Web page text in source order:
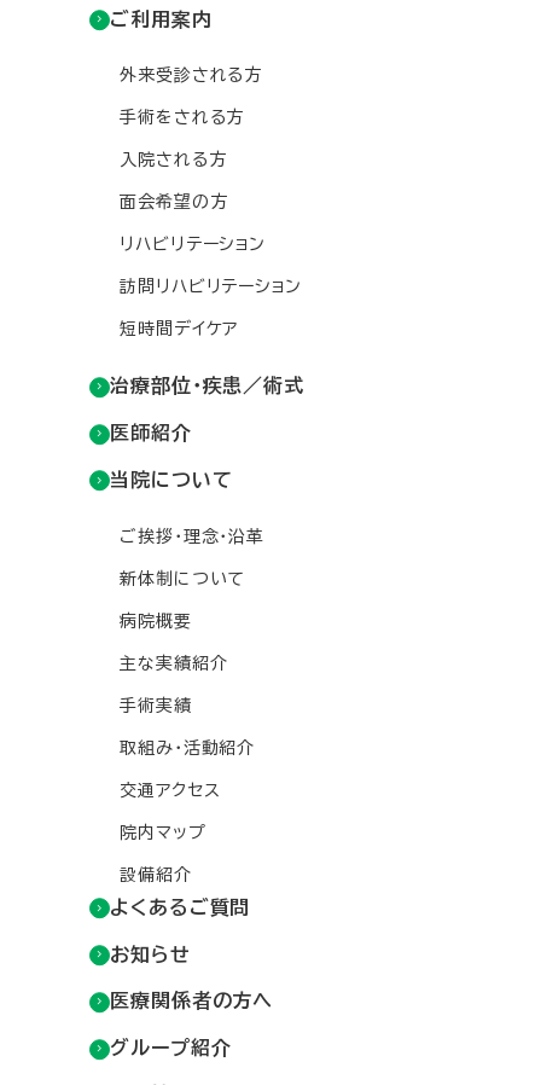
ご利用案内
外来受診される方
手術をされる方
入院される方
面会希望の方
リハビリテーション
訪問リハビリテーション
短時間デイケア
治療部位・疾患／術式
医師紹介
当院について
ご挨拶・理念・沿革
新体制について
病院概要
主な実績紹介
手術実績
取組み・活動紹介
交通アクセス
院内マップ
設備紹介
よくあるご質問
お知らせ
医療関係者の方へ
グループ紹介